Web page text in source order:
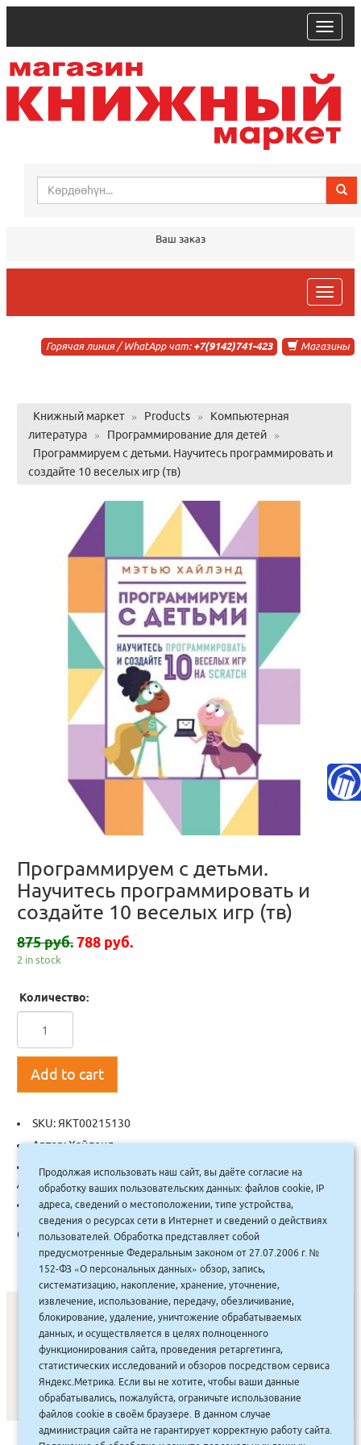
trk
Ваш заказ
trk
Магазины
Горячая линия / WhatApp чат: +7(9142)741-423
Книжный маркет » Products »
Компьютерная
литература
» Программирование для детей
»
Программируем с детьми. Научитесь программировать и
создайте 10 веселых игр (тв)
Программируем с детьми.
Научитесь программировать и
создайте 10 веселых игр (тв)
875 руб. 788 руб.
2 in stock
Количество:
Add to cart
SKU:ЯКТ00215130
Автор:Хайленд
Categories: Компьютерная литература,Программирование
для детей
Tag:Бомбора
Описание:
СОНУННАР|КОМПАНИЯ ТУҺУНАН |МАҔАҺЫЫННАР
АКЦИЯЛАР|ДИСКОНТНАЙ СИСТЕМА |ЮРИДИЧЕСКАЙ|
ВАКАНСИЯЛАР
Продолжая использовать наш сайт, вы даёте согласие на
обработку ваших пользовательских данных: файлов cookie, IP
адреса, сведений о местоположении, типе устройства,
сведения о ресурсах сети в Интернет и сведений о действиях
пользователей. Обработка представляет собой
предусмотренные Федеральным законом от 27.07.2006 г. №
152-ФЗ «О персональных данных» обзор, запись,
систематизацию, накопление, хранение, уточнение,
извлечение, использование, передачу, обезличивание,
блокирование, удаление, уничтожение обрабатываемых
данных, и осуществляется в целях полноценного
функционирования сайта, проведения ретаргетинга,
статистических исследований и обзоров посредством сервиса
Яндекс.Метрика. Если вы не хотите, чтобы ваши данные
обрабатывались, пожалуйста, ограничьте использование
файлов cookie в своём браузере. В данном случае
администрация сайта не гарантирует корректную работу сайта.